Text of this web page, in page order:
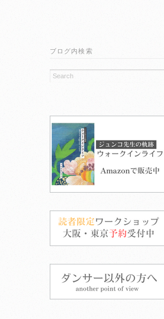
ブログ内検索